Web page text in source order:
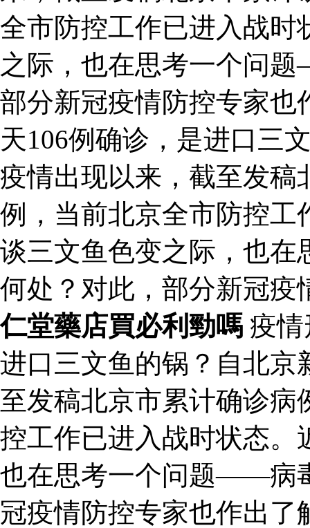
全市防控工作已进入战时
之际，也在思考一个问
部分新冠疫情防控专家也
天106例确诊，是进口三
疫情出现以来，截至发稿
例，当前北京全市防控工
谈三文鱼色变之际，也
何处？对此，部分新冠
仁堂藥店買必利勁嗎 疫
进口三文鱼的锅？自北京
至发稿北京市累计确诊病
控工作已进入战时状态。
也在思考一个问题——病
冠疫情防控专家也作出